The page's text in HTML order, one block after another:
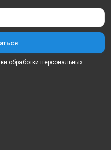
обработки персональных